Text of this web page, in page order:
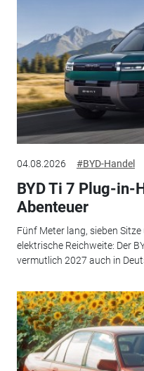
04.08.2026 #BYD-Handel
BYD Ti 7 Plug-in-
Abenteuer
Fünf Meter lang, sieben
elektrische Reichweite: Der
vermutlich 2027 auch in